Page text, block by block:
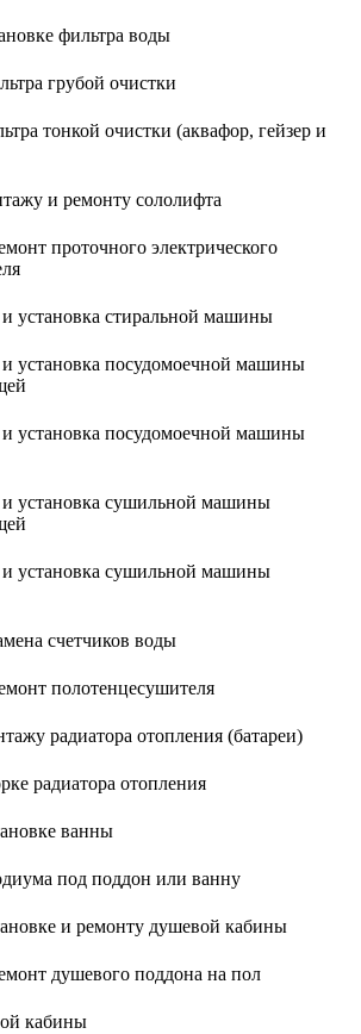
фильтра воды
грубой очистки
тонкой очистки (аквафор, гейзер и
и ремонту сололифта
проточного электрического
установка стиральной машины
установка посудомоечной машины
установка посудомоечной машины
установка сушильной машины
установка сушильной машины
счетчиков воды
полотенцесушителя
радиатора отопления (батареи)
радиатора отопления
ванны
под поддон или ванну
и ремонту душевой кабины
душевого поддона на пол
кабины